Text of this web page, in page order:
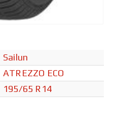
Sailun
ATREZZO ECO
195/65 R14